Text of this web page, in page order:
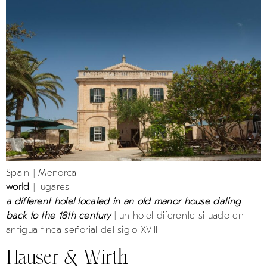
Spain | Menorca
world
| lugares
a different hotel located in an old manor house dating
back to the 18th century| un hotel diferente situado en
antigua finca señorial del siglo XVIII
Hauser & Wirth